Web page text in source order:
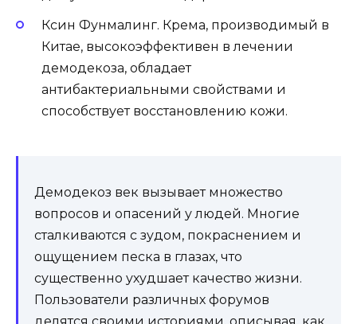
Ксин Фунмалинг. Крема, производимый в
Китае, высокоэффективен в лечении
демодекоза, обладает
антибактериальными свойствами и
способствует восстановлению кожи.
Демодекоз век вызывает множество
вопросов и опасений у людей. Многие
сталкиваются с зудом, покраснением и
ощущением песка в глазах, что
существенно ухудшает качество жизни.
Пользователи различных форумов